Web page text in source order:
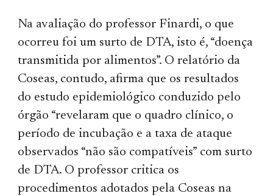
Na avaliação do professor Finardi, o que
ocorreu foi um surto de DTA, isto é, “doença
transmitida por alimentos”. O relatório da
Coseas, contudo, afirma que os resultados
do estudo epidemiológico conduzido pelo
órgão “revelaram que o quadro clínico, o
período de incubação e a taxa de ataque
observados “não são compatíveis” com surto
de DTA. O professor critica os
procedimentos adotados pela Coseas na